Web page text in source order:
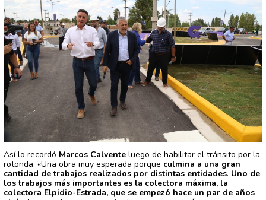
Así lo recordó Marcos Calvente luego de habilitar el tránsito por la
rotonda. «Una obra muy esperada porque culmina a una gran
cantidad de trabajos realizados por distintas entidades. Uno de
los trabajos más importantes es la colectora máxima, la
colectora Elpidio-Estrada, que se empezó hace un par de años